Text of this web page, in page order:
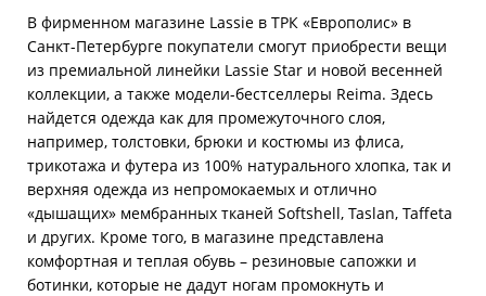
В фирменном магазине Lassie в ТРК «Европолис» в
Санкт-Петербурге покупатели смогут приобрести вещи
из премиальной линейки Lassie Star и новой весенней
коллекции, а также модели-бестселлеры Reima. Здесь
найдется одежда как для промежуточного слоя,
например, толстовки, брюки и костюмы из флиса,
трикотажа и футера из 100% натурального хлопка, так и
верхняя одежда из непромокаемых и отлично
«дышащих» мембранных тканей Softshell, Taslan, Taffeta
и других. Кроме того, в магазине представлена
комфортная и теплая обувь – резиновые сапожки и
ботинки, которые не дадут ногам промокнуть и